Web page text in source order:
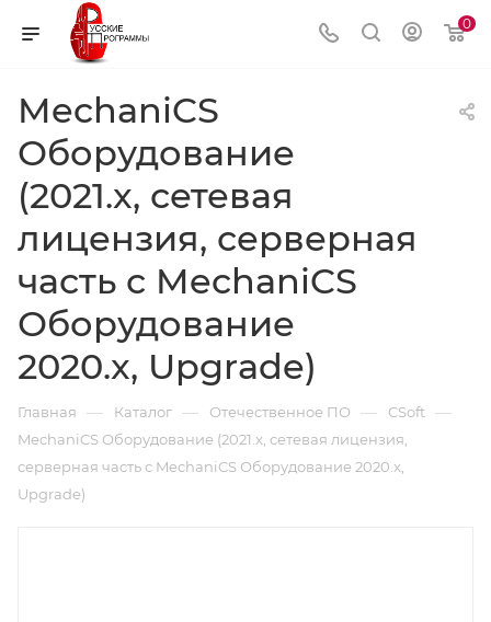
0
MechaniCS
Оборудование
(2021.x, сетевая
лицензия, серверная
часть с MechaniCS
Оборудование
2020.x, Upgrade)
Главная — Каталог — Отечественное ПО — CSoft —
MechaniCS Оборудование (2021.x, сетевая лицензия,
серверная часть с MechaniCS Оборудование 2020.x,
Upgrade)